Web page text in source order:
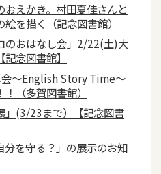
おえかき。村田夏佳さんと
絵を描く（記念図書館）
のおはなし会」2/22(土)大
念図書館】
～English Story Time～
（多賀図書館）
」(3/23まで）【記念図書
分を守る？」の展示のお知